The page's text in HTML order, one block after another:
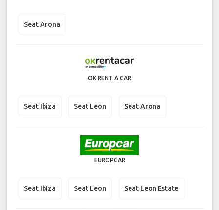
Seat Arona
OK RENT A CAR
Seat Ibiza Seat Leon Seat Arona
EUROPCAR
Seat Ibiza Seat Leon Seat Leon Estate